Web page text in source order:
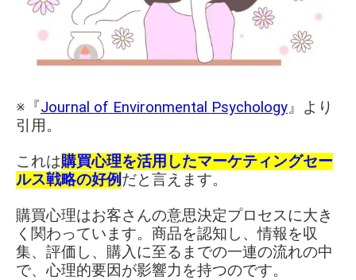
※『Journal of Environmental Psychology』より
引用。
これは購買心理を活用したマーケティングセー
ルス戦略の好例だと言えます。
購買心理はお客さんの意思決定プロセスに大き
く関わっています。商品を認知し、情報を収
集、評価し、購入に至るまでの一連の流れの中
で、心理的要因が影響力を持つのです。